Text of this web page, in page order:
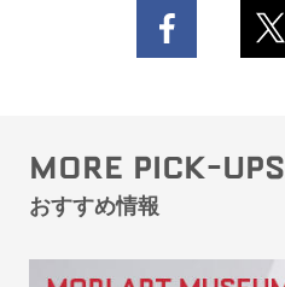
MORE PICK-UPS
おすすめ情報